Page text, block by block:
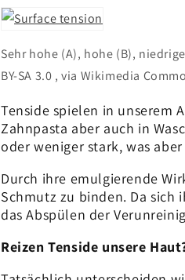
Sehr hohe (A), hohe (B),
BY-SA 3.0 , via Wikimedia
Tenside spielen in unserem
Zahnpasta aber auch in
oder weniger stark, was
Durch ihre emulgierende
Schmutz zu binden. Da sich
das Abspülen der
Reizen Tenside unsere